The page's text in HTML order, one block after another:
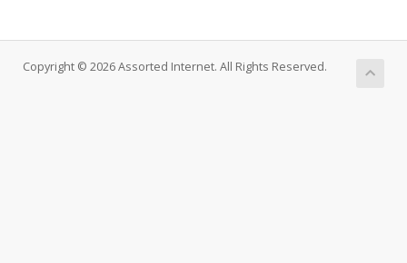
Copyright © 2026 Assorted Internet. All Rights Reserved.